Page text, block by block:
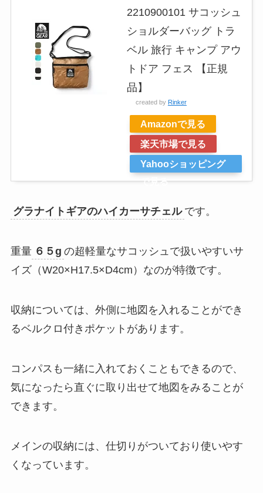
2210900101 サコッシュ
ショルダーバッグ トラ
ベル 旅行 キャンプ アウ
トドア フェス 【正規
品】
created by Rinker
Amazonで見る
楽天市場で見る
Yahooショッピング
で見る
グラナイトギアのハイカーサチェル です。
重量 ６５g の超軽量なサコッシュで扱いやすいサ
イズ（W20×H17.5×D4cm）なのが特徴です。
収納については、外側に地図を入れることができ
るベルクロ付きポケットがあります。
コンパスも一緒に入れておくこともできるので、
気になったら直ぐに取り出せて地図をみることが
できます。
メインの収納には、仕切りがついており使いやす
くなっています。